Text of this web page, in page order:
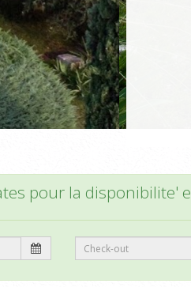
pour la disponibilite'